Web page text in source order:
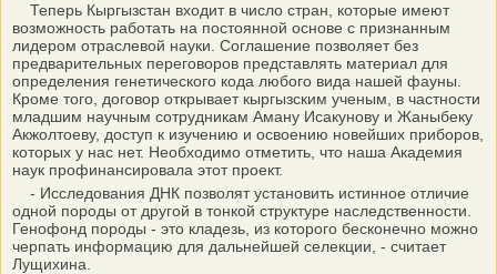
Теперь Кыргызстан входит в число стран, которые имеют
возможность работать на постоянной основе с признанным
лидером отраслевой науки. Соглашение позволяет без
предварительных переговоров представлять материал для
определения генетического кода любого вида нашей фауны.
Кроме того, договор открывает кыргызским ученым, в частности
младшим научным сотрудникам Аману Исакунову и Жаныбеку
Акжолтоеву, доступ к изучению и освоению новейших приборов,
которых у нас нет. Необходимо отметить, что наша Академия
наук профинансировала этот проект.
- Исследования ДНК позволят установить истинное отличие
одной породы от другой в тонкой структуре наследственности.
Генофонд породы - это кладезь, из которого бесконечно можно
черпать информацию для дальнейшей селекции, - считает
Лущихина.